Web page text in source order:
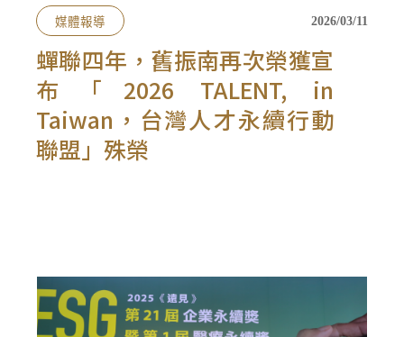
媒體報導 2026/03/11
蟬聯四年，舊振南再次榮獲宣
布「2026 TALENT, in
Taiwan，台灣人才永續行動
聯盟」殊榮